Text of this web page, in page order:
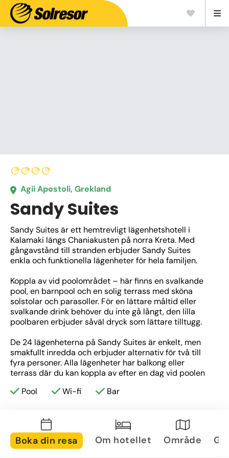
Agii Apostoli, Grekland
Sandy Suites
Sandy Suites är ett hemtrevligt lägenhetshotell i
Kalamaki längs Chaniakusten på norra Kreta. Med
gångavstånd till stranden erbjuder Sandy Suites
enkla och funktionella lägenheter för hela familjen.
Koppla av vid poolområdet – här finns en svalkande
pool, en barnpool och en solig terrass med sköna
solstolar och parasoller. För en lättare måltid eller
svalkande drink behöver du inte gå långt, den lilla
poolbaren erbjuder såväl dryck som lättare tilltugg.
De 24 lägenheterna på Sandy Suites är enkelt, men
smakfullt inredda och erbjuder alternativ för två till
fyra personer. Alla lägenheter har balkong eller
terrass där du kan koppla av efter en dag vid poolen
välutrustat pentry med grundläggande
Inom gångavstånd från hotellet hittar du flera mysiga
tavernor och ett antal butiker. Varför inte ta chansen
Pool Wi-fi Bar
Boka din resa Om hotellet Område